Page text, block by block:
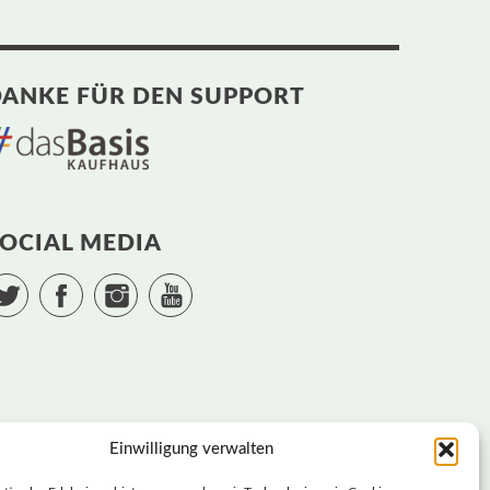
Einwilligung verwalten
FÜR DEN SUPPORT
MEDIA
Twitter FacebookInstagramYouTube